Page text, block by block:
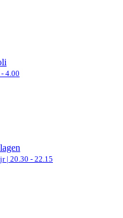
4.00
| 20.30 - 22.15